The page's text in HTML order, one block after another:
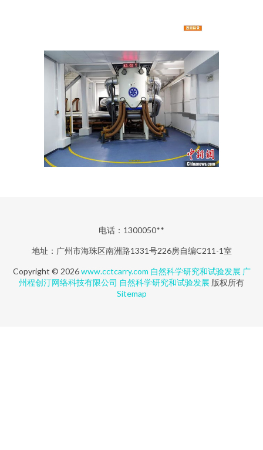
电话：1300050**
地址：广州市海珠区南洲路1331号226房自编C211-1室
Copyright © 2026www.cctcarry.com 自然科学研究和试验发展 广
州程创汀网络科技有限公司 自然科学研究和试验发展 版权所有
Sitemap